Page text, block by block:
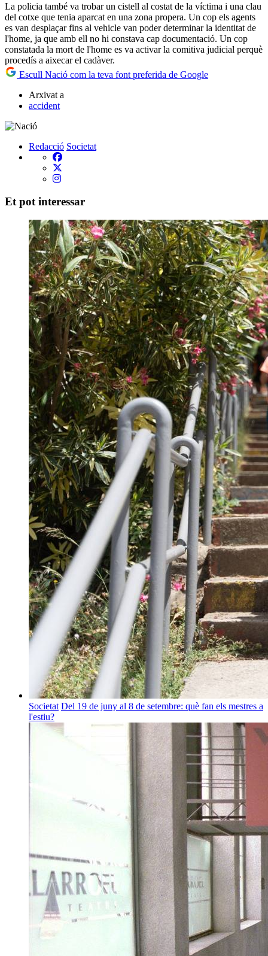
La policia també va trobar un cistell al costat de la víctima i una clau
del cotxe que tenia aparcat en una zona propera. Un cop els agents
es van desplaçar fins al vehicle van poder determinar la identitat de
l'home, ja que amb ell no hi constava cap documentació. Un cop
constatada la mort de l'home es va activar la comitiva judicial perquè
procedís a aixecar el cadàver.
Escull Nació com la teva font preferida de Google
Arxivat a
accident
Redacció Societat
Et pot interessar
Societat Del 19 de juny al 8 de setembre: què fan els mestres a
l'estiu?